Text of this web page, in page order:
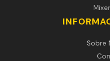
Sobre